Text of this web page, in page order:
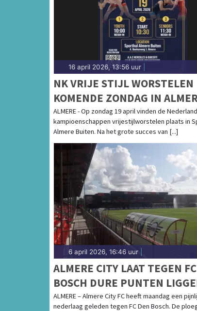
16 april 2026, 13:56 uur
NK VRIJE STIJL WORSTELEN
KOMENDE ZONDAG IN
BUITEN
ALMERE - Op zondag 19 april vinden de
kampioenschappen vrijestijlworstelen plaats in
Almere Buiten. Na het grote succes van [...]
6 april 2026, 16:46 uur
ALMERE CITY LAAT TEGEN
BOSCH DURE PUNTEN
STRIJD OM PERIODETITEL
ALMERE – Almere City FC heeft maandag een
nederlaag geleden tegen FC Den Bosch. De